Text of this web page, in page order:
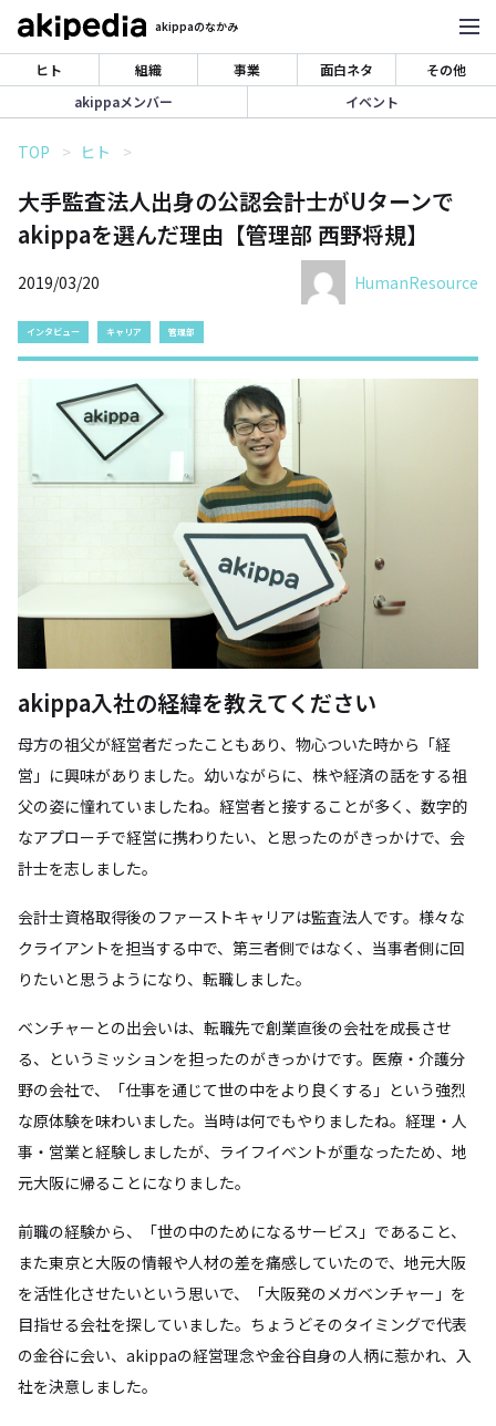
akippaのなかみ
ヒト 組織 事業 面白ネタ
その他
akippaメンバー
イベント
TOP ヒト
大手監査法人出身の公認会計士がUターンで
akippaを選んだ理由【管理部 西野将規】
2019/03/20 HumanResource
インタビュー キャリア 管理部
akippa入社の経緯を教えてください
母方の祖父が経営者だったこともあり、物心ついた時から「経
営」に興味がありました。幼いながらに、株や経済の話をする祖
父の姿に憧れていましたね。経営者と接することが多く、数字的
なアプローチで経営に携わりたい、と思ったのがきっかけで、会
計士を志しました。
会計士資格取得後のファーストキャリアは監査法人です。様々な
クライアントを担当する中で、第三者側ではなく、当事者側に回
りたいと思うようになり、転職しました。
ベンチャーとの出会いは、転職先で創業直後の会社を成長させ
る、というミッションを担ったのがきっかけです。医療・介護分
野の会社で、「仕事を通じて世の中をより良くする」という強烈
な原体験を味わいました。当時は何でもやりましたね。経理・人
事・営業と経験しましたが、ライフイベントが重なったため、地
元大阪に帰ることになりました。
前職の経験から、「世の中のためになるサービス」であること、
また東京と大阪の情報や人材の差を痛感していたので、地元大阪
を活性化させたいという思いで、「大阪発のメガベンチャー」を
目指せる会社を探していました。ちょうどそのタイミングで代表
の金谷に会い、akippaの経営理念や金谷自身の人柄に惹かれ、入
社を決意しました。